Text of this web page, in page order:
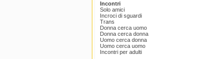
Incontri
Solo amici
Incroci di sguardi
Trans
Donna cerca uomo
Donna cerca donna
Uomo cerca donna
Uomo cerca uomo
Incontri per adulti